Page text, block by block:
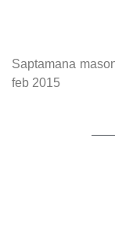
Saptamana
feb 2015